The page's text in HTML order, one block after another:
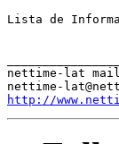
Lista de
nettime-lat
http://